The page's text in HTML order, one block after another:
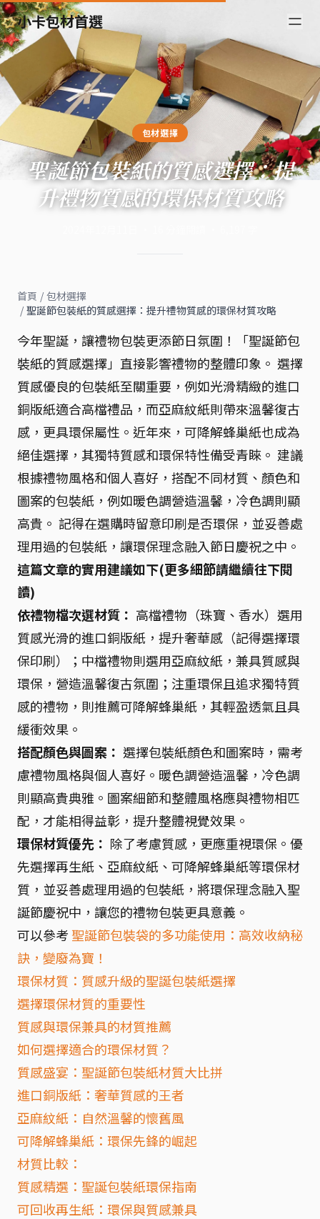
小卡包材首選
包材選擇
聖誕節包裝紙的質感選擇：提
升禮物質感的環保材質攻略
首頁 / 包材選擇
/ 聖誕節包裝紙的質感選擇：提升禮物質感的環保材質攻略
今年聖誕，讓禮物包裝更添節日氛圍！「聖誕節包
裝紙的質感選擇」直接影響禮物的整體印象。 選擇
質感優良的包裝紙至關重要，例如光滑精緻的進口
銅版紙適合高檔禮品，而亞麻紋紙則帶來溫馨復古
感，更具環保屬性。近年來，可降解蜂巢紙也成為
絕佳選擇，其獨特質感和環保特性備受青睞。 建議
根據禮物風格和個人喜好，搭配不同材質、顏色和
圖案的包裝紙，例如暖色調營造溫馨，冷色調則顯
高貴。 記得在選購時留意印刷是否環保，並妥善處
理用過的包裝紙，讓環保理念融入節日慶祝之中。
這篇文章的實用建議如下(更多細節請繼續往下閱
讀)
依禮物檔次選材質： 高檔禮物（珠寶、香水）選用
質感光滑的進口銅版紙，提升奢華感（記得選擇環
保印刷）；中檔禮物則選用亞麻紋紙，兼具質感與
環保，營造溫馨復古氛圍；注重環保且追求獨特質
感的禮物，則推薦可降解蜂巢紙，其輕盈透氣且具
緩衝效果。
搭配顏色與圖案： 選擇包裝紙顏色和圖案時，需考
慮禮物風格與個人喜好。暖色調營造溫馨，冷色調
則顯高貴典雅。圖案細節和整體風格應與禮物相匹
配，才能相得益彰，提升整體視覺效果。
環保材質優先： 除了考慮質感，更應重視環保。優
先選擇再生紙、亞麻紋紙、可降解蜂巢紙等環保材
質，並妥善處理用過的包裝紙，將環保理念融入聖
誕節慶祝中，讓您的禮物包裝更具意義。
可以參考 聖誕節包裝袋的多功能使用：高效收納秘
訣，變廢為寶！
環保材質：質感升級的聖誕包裝紙選擇
選擇環保材質的重要性
質感與環保兼具的材質推薦
如何選擇適合的環保材質？
質感盛宴：聖誕節包裝紙材質大比拼
進口銅版紙：奢華質感的王者
亞麻紋紙：自然溫馨的懷舊風
可降解蜂巢紙：環保先鋒的崛起
材質比較：
質感精選：聖誕包裝紙環保指南
可回收再生紙：環保與質感兼具